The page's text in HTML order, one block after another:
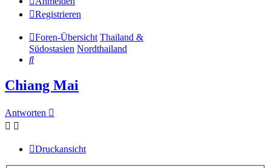
Registrieren
Foren-Übersicht Thailand &
Südostasien Nordthailand
Suche
Chiang Mai
Antworten
Druckansicht